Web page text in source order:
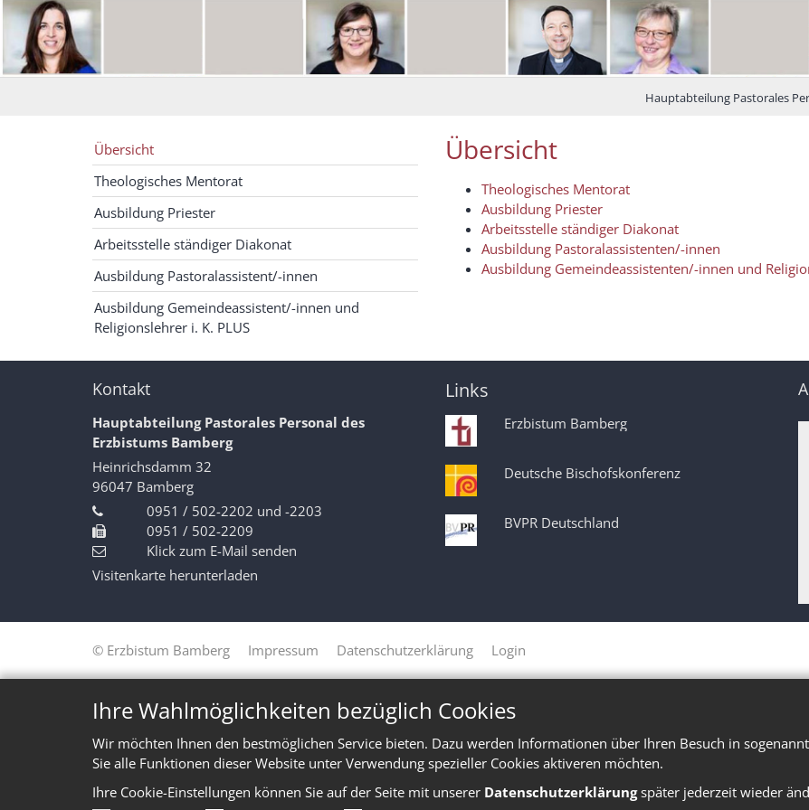
Ihre Wahlmöglichkeiten bezüglich Cookies
Wir möchten Ihnen den bestmöglichen Service bieten. Dazu werden Informationen über Ihren Besuch in
Sie alle Funktionen dieser Website unter Verwendung spezieller Cookies aktiveren möchten.
Ihre Cookie-Einstellungen können Sie auf der Seite mit unserer Datenschutzerklärungspäter jederzeit wieder
Hauptabteilung Pastorales
Übersicht
Theologisches Mentorat
Ausbildung Priester
Arbeitsstelle ständiger Diakonat
Ausbildung Pastoralassistenten/-innen
Ausbildung Gemeindeassistenten/-innen und
Übersicht
Theologisches Mentorat
Ausbildung Priester
Arbeitsstelle ständiger Diakonat
Ausbildung Pastoralassistent/-innen
Ausbildung Gemeindeassistent/-innen und
Religionslehrer i. K. PLUS
Kontakt
Hauptabteilung Pastorales Personal des
Erzbistums Bamberg
Heinrichsdamm 32
96047 Bamberg
0951 / 502-2202 und -2203
0951 / 502-2209
Klick zum E-Mail senden
Visitenkarte herunterladen
Links
Erzbistum Bamberg
Deutsche Bischofskonferenz
BVPR Deutschland
© Erzbistum Bamberg Impressum Datenschutzerklärung Login